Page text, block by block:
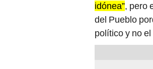
idónea”, pero
del Pueblo
político y no